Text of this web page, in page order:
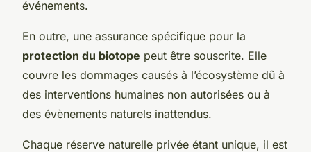
événements.
En outre, une assurance spécifique pour la
protection du biotope peut être souscrite. Elle
couvre les dommages causés à l’écosystème dû à
des interventions humaines non autorisées ou à
des évènements naturels inattendus.
Chaque réserve naturelle privée étant unique, il est